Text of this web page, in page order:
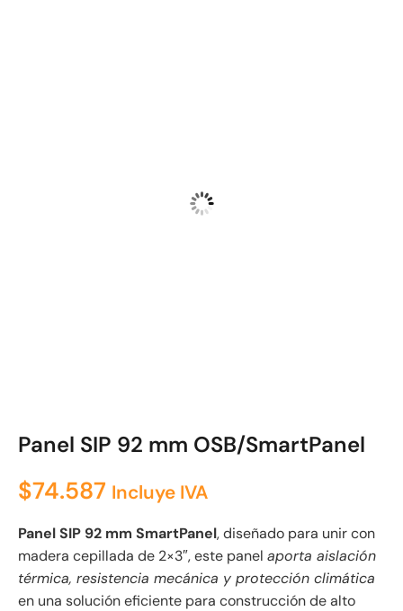
Panel SIP 92 mm OSB/SmartPanel
$74.587 Incluye IVA
Panel SIP 92 mm SmartPanel, diseñado para unir con
madera cepillada de 2×3″, este panel aporta aislación
térmica, resistencia mecánica y protección climática
en una solución eficiente para construcción de alto